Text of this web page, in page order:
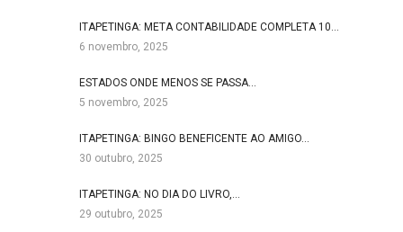
ITAPETINGA: META CONTABILIDADE COMPLETA 10…
6 novembro, 2025
ESTADOS ONDE MENOS SE PASSA…
5 novembro, 2025
ITAPETINGA: BINGO BENEFICENTE AO AMIGO…
30 outubro, 2025
ITAPETINGA: NO DIA DO LIVRO,…
29 outubro, 2025